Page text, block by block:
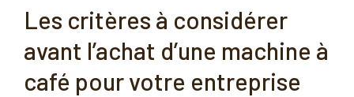
Les critères à considérer
avant l’achat d’une machine à
café pour votre entreprise